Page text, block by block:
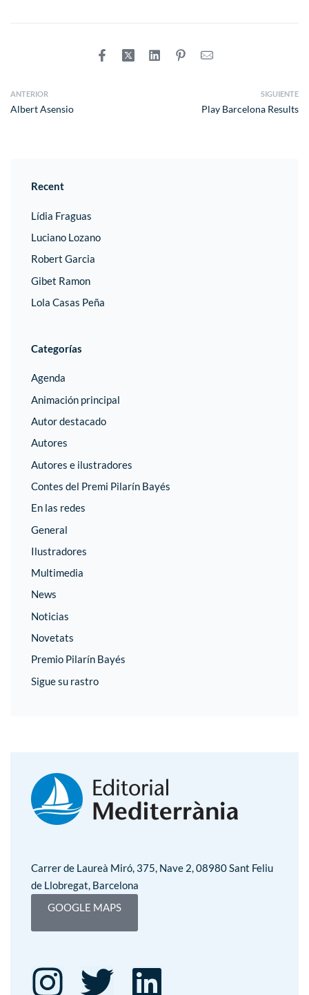
ANTERIOR
Albert Asensio
SIGUIENTE
Play Barcelona Results
Recent
Lídia Fraguas
Luciano Lozano
Robert Garcia
Gibet Ramon
Lola Casas Peña
Categorías
Agenda
Animación principal
Autor destacado
Autores
Autores e ilustradores
Contes del Premi Pilarín Bayés
En las redes
General
Ilustradores
Multimedia
News
Noticias
Novetats
Premio Pilarín Bayés
Sigue su rastro
Carrer de Laureà Miró, 375, Nave 2, 08980 Sant Feliu
de Llobregat, Barcelona
GOOGLE MAPS